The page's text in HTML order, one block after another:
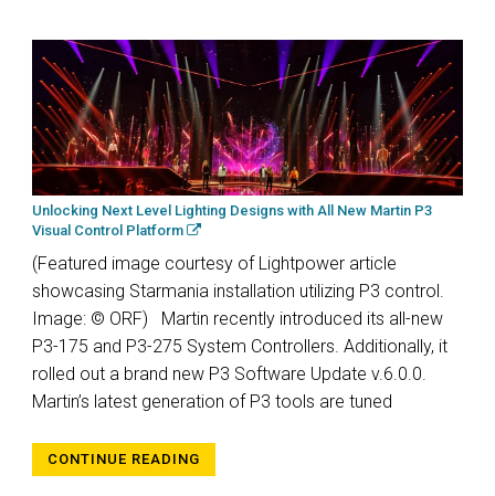
Unlocking Next Level Lighting Designs with All New Martin P3
Visual Control Platform
(Featured image courtesy of Lightpower article
showcasing Starmania installation utilizing P3 control.
Image: © ORF) Martin recently introduced its all-new
P3-175 and P3-275 System Controllers. Additionally, it
rolled out a brand new P3 Software Update v.6.0.0.
Martin’s latest generation of P3 tools are tuned
CONTINUE READING